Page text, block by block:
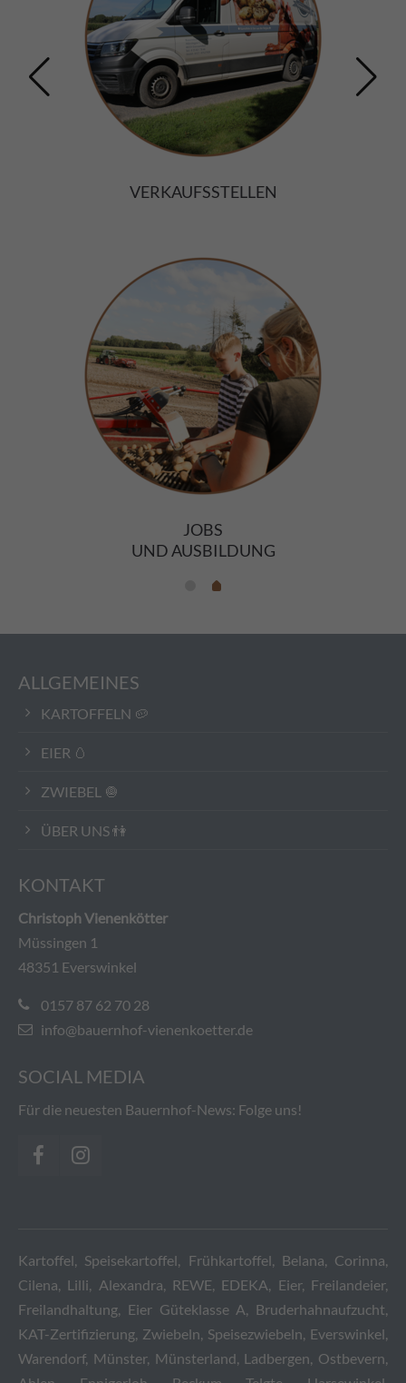
VERKAUFSSTELLEN
JOBS
UND AUSBILDUNG
ALLGEMEINES
KARTOFFELN 🥔
EIER 🥚
ZWIEBEL 🧅
ÜBER UNS 👫
KONTAKT
Christoph Vienenkötter
Müssingen 1
48351 Everswinkel
0157 87 62 70 28
info@bauernhof-vienenkoetter.de
SOCIAL MEDIA
Für die neuesten Bauernhof-News: Folge uns!
Kartoffel, Speisekartoffel, Frühkartoffel, Belana, Corinna,
Cilena, Lilli, Alexandra, REWE, EDEKA, Eier, Freilandeier,
Freilandhaltung, Eier Güteklasse A, Bruderhahnaufzucht,
KAT-Zertifizierung, Zwiebeln, Speisezwiebeln, Everswinkel,
Warendorf, Münster, Münsterland, Ladbergen, Ostbevern,